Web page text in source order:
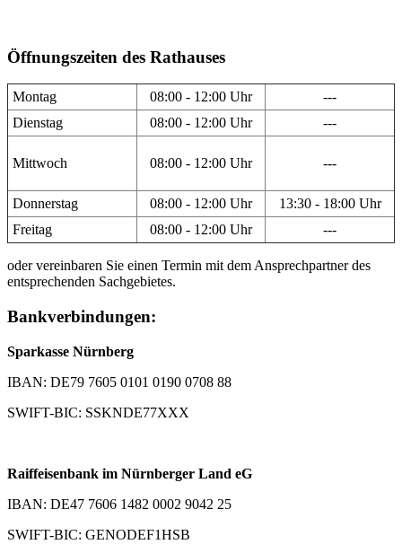
Öffnungszeiten des Rathauses
Montag 08:00 - 12:00 Uhr
---
Dienstag
08:00 - 12:00 Uhr ---
Mittwoch 08:00 - 12:00 Uhr ---
Donnerstag 08:00 - 12:00 Uhr
13:30 - 18:00 Uhr
Freitag
08:00 - 12:00 Uhr ---
oder vereinbaren Sie einen Termin mit dem Ansprechpartner des
entsprechenden Sachgebietes.
Bankverbindungen:
Sparkasse Nürnberg
IBAN: DE79 7605 0101 0190 0708 88
SWIFT-BIC: SSKNDE77XXX
Raiffeisenbank im Nürnberger Land eG
IBAN: DE47 7606 1482 0002 9042 25
SWIFT-BIC: GENODEF1HSB